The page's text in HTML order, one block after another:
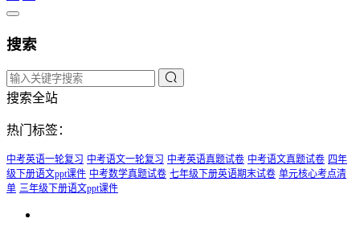
搜索
搜索全站
热门标签：
中考英语一轮复习 中考语文一轮复习 中考英语真题试卷 中考语文真题试卷 四年
级下册语文ppt课件 中考数学真题试卷 七年级下册英语期末试卷 单元核心考点清
单 三年级下册语文ppt课件